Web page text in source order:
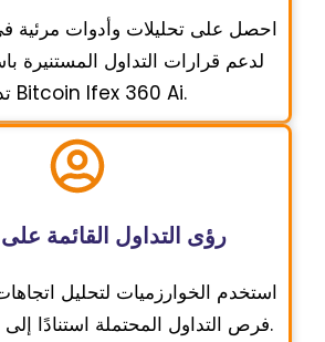
احصل على تحليلات وأدوات مرئية
لدعم قرارات التداول المستنيرة
تداول Bitcoin Ifex 360 Ai.
رؤى التداول القائمة على
استخدم الخوارزميات لتحليل
فرص التداول المحتملة استنادًا إلى البيانات المتاحة.